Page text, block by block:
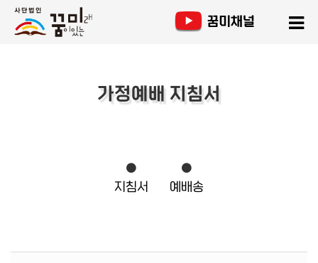
가정예배 지침서
지침서 예배송